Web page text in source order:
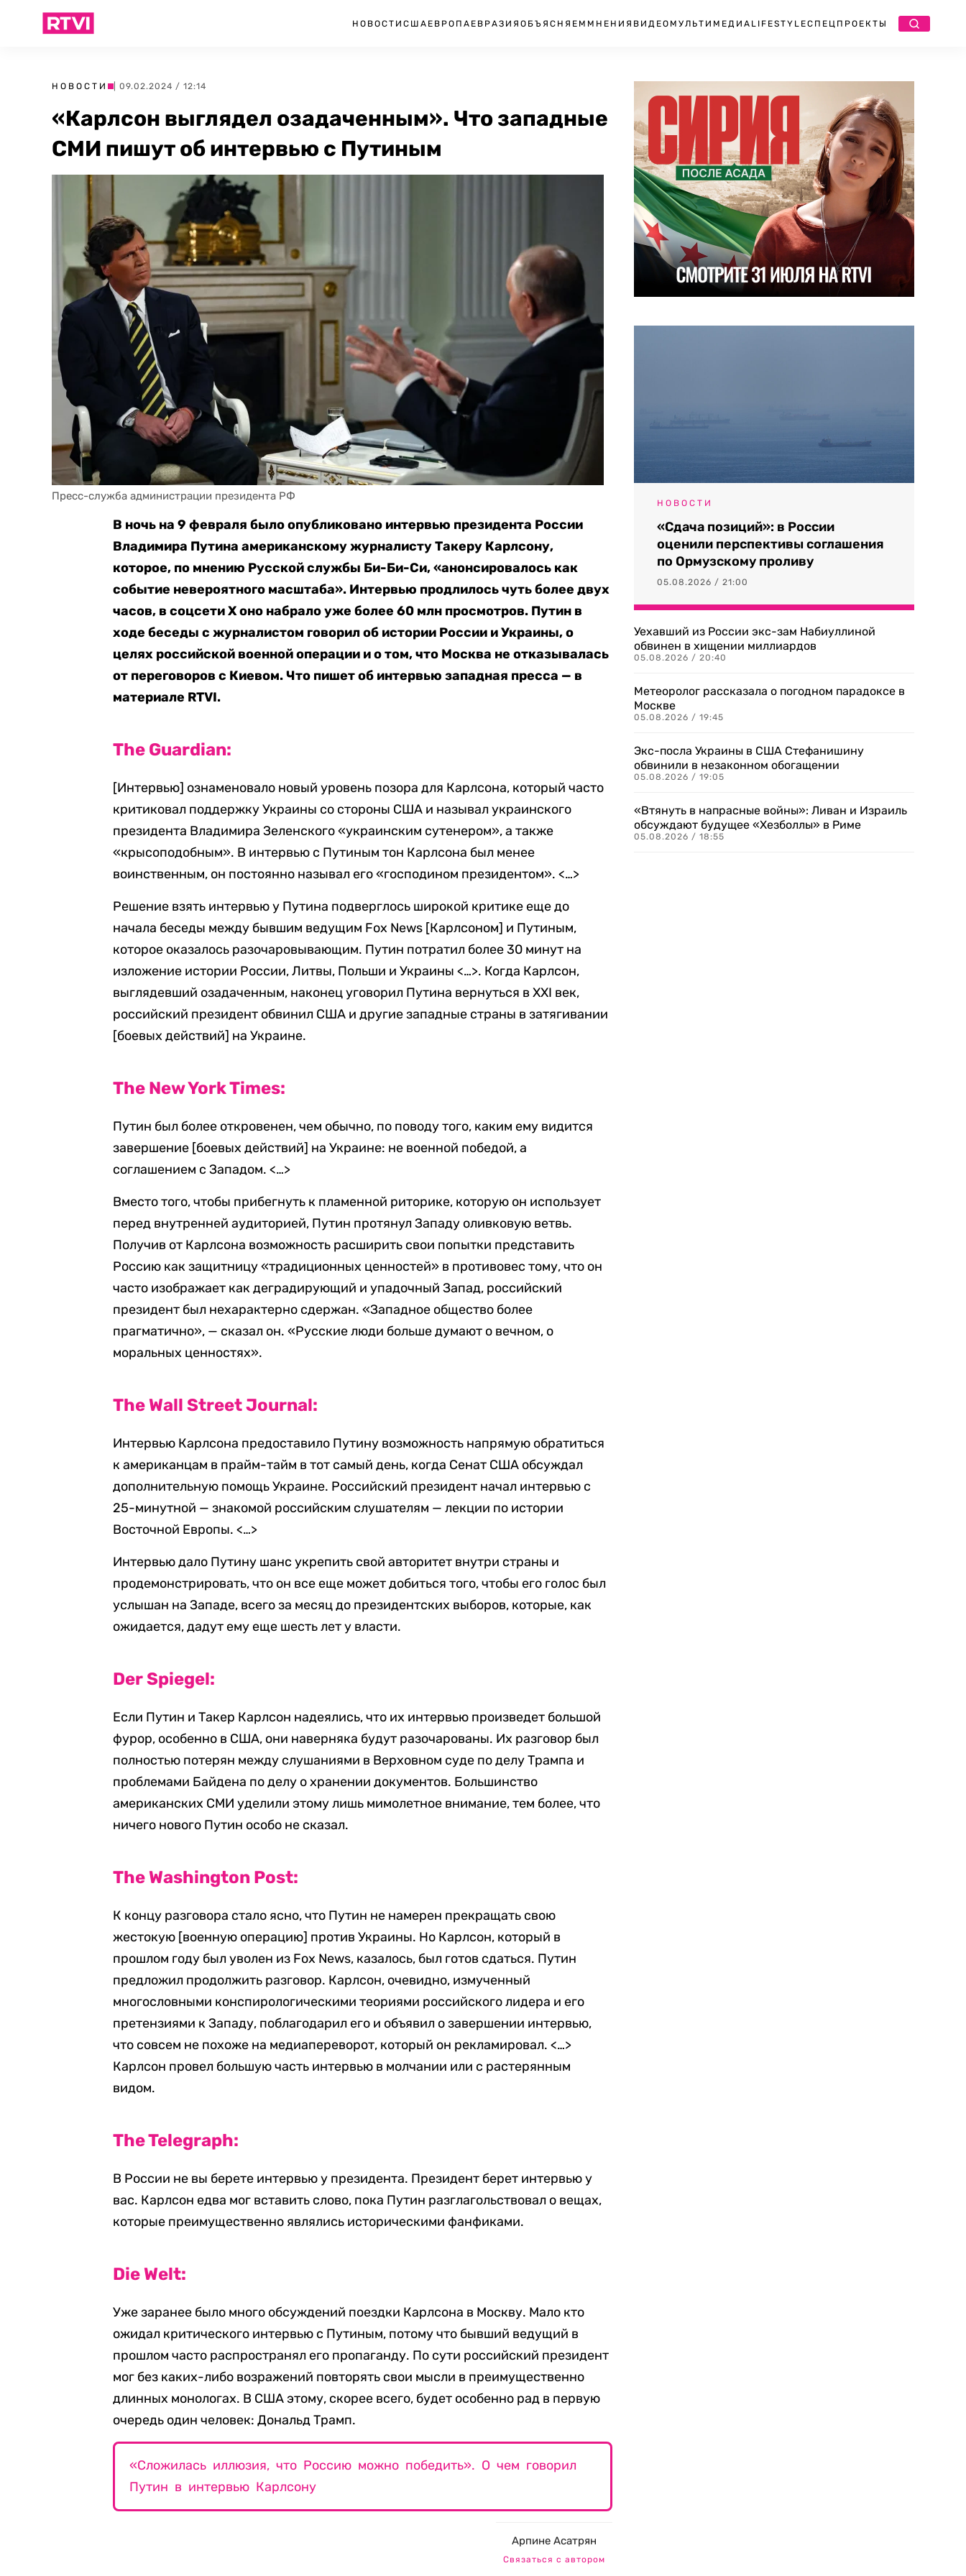
НОВОСТИ США ЕВРОПА ЕВРАЗИЯ ОБЪЯСНЯЕМ МНЕНИЯ ВИДЕО МУЛЬТИМЕДИА LIFESTYLEСПЕЦПРОЕКТЫ
НОВОСТИ | 09.02.2024 / 12:14
«Карлсон выглядел озадаченным». Что западные
СМИ пишут об интервью с Путиным
Пресс-служба администрации президента РФ
В ночь на 9 февраля было опубликовано интервью президента России
Владимира Путина американскому журналисту Такеру Карлсону,
которое, по мнению Русской службы Би-Би-Си, «анонсировалось как
событие невероятного масштаба». Интервью продлилось чуть более двух
часов, в соцсети X оно набрало уже более 60 млн просмотров. Путин в
ходе беседы с журналистом говорил об истории России и Украины, о
целях российской военной операции и о том, что Москва не отказывалась
от переговоров с Киевом. Что пишет об интервью западная пресса — в
материале RTVI.
The Guardian:
[Интервью] ознаменовало новый уровень позора для Карлсона, который часто
критиковал поддержку Украины со стороны США и называл украинского
президента Владимира Зеленского «украинским сутенером», а также
«крысоподобным». В интервью с Путиным тон Карлсона был менее
воинственным, он постоянно называл его «господином президентом». <…>
Решение взять интервью у Путина подверглось широкой критике еще до
начала беседы между бывшим ведущим Fox News [Карлсоном] и Путиным,
которое оказалось разочаровывающим. Путин потратил более 30 минут на
изложение истории России, Литвы, Польши и Украины <…>. Когда Карлсон,
выглядевший озадаченным, наконец уговорил Путина вернуться в XXI век,
российский президент обвинил США и другие западные страны в затягивании
[боевых действий] на Украине.
The New York Times:
Путин был более откровенен, чем обычно, по поводу того, каким ему видится
завершение [боевых действий] на Украине: не военной победой, а
соглашением с Западом. <…>
Вместо того, чтобы прибегнуть к пламенной риторике, которую он использует
перед внутренней аудиторией, Путин протянул Западу оливковую ветвь.
Получив от Карлсона возможность расширить свои попытки представить
Россию как защитницу «традиционных ценностей» в противовес тому, что он
часто изображает как деградирующий и упадочный Запад, российский
президент был нехарактерно сдержан. «Западное общество более
прагматично», — сказал он. «Русские люди больше думают о вечном, о
моральных ценностях».
The Wall Street Journal:
Интервью Карлсона предоставило Путину возможность напрямую обратиться
к американцам в прайм-тайм в тот самый день, когда Сенат США обсуждал
дополнительную помощь Украине. Российский президент начал интервью с
25-минутной — знакомой российским слушателям — лекции по истории
Восточной Европы. <…>
Интервью дало Путину шанс укрепить свой авторитет внутри страны и
продемонстрировать, что он все еще может добиться того, чтобы его голос был
услышан на Западе, всего за месяц до президентских выборов, которые, как
ожидается, дадут ему еще шесть лет у власти.
Der Spiegel:
Если Путин и Такер Карлсон надеялись, что их интервью произведет большой
фурор, особенно в США, они наверняка будут разочарованы. Их разговор был
полностью потерян между слушаниями в Верховном суде по делу Трампа и
проблемами Байдена по делу о хранении документов. Большинство
американских СМИ уделили этому лишь мимолетное внимание, тем более, что
ничего нового Путин особо не сказал.
The Washington Post:
К концу разговора стало ясно, что Путин не намерен прекращать свою
жестокую [военную операцию] против Украины. Но Карлсон, который в
прошлом году был уволен из Fox News, казалось, был готов сдаться. Путин
предложил продолжить разговор. Карлсон, очевидно, измученный
многословными конспирологическими теориями российского лидера и его
претензиями к Западу, поблагодарил его и объявил о завершении интервью,
что совсем не похоже на медиапереворот, который он рекламировал. <…>
Карлсон провел большую часть интервью в молчании или с растерянным
видом.
The Telegraph:
В России не вы берете интервью у президента. Президент берет интервью у
вас. Карлсон едва мог вставить слово, пока Путин разглагольствовал о вещах,
которые преимущественно являлись историческими фанфиками.
Die Welt:
Уже заранее было много обсуждений поездки Карлсона в Москву. Мало кто
ожидал критического интервью с Путиным, потому что бывший ведущий в
прошлом часто распространял его пропаганду. По сути российский президент
мог без каких-либо возражений повторять свои мысли в преимущественно
длинных монологах. В США этому, скорее всего, будет особенно рад в первую
очередь один человек: Дональд Трамп.
«Сложилась иллюзия, что Россию можно победить». О чем говорил
Путин в интервью Карлсону
Арпине Асатрян
Связаться с автором
НОВОСТИ
«Сдача позиций»: в России
оценили перспективы соглашения
по Ормузскому проливу
05.08.2026 / 21:00
Уехавший из России экс-зам Набиуллиной
обвинен в хищении миллиардов
05.08.2026 / 20:40
Метеоролог рассказала о погодном парадоксе в
Москве
05.08.2026 / 19:45
Экс-посла Украины в США Стефанишину
обвинили в незаконном обогащении
05.08.2026 / 19:05
«Втянуть в напрасные войны»: Ливан и Израиль
обсуждают будущее «Хезболлы» в Риме
05.08.2026 / 18:55